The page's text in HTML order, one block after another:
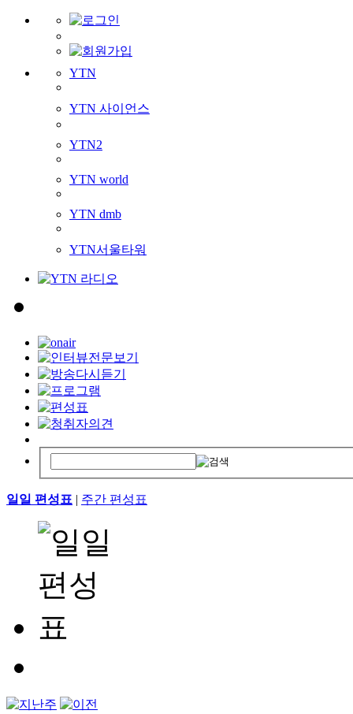
YTN
YTN 사이언스
YTN2
YTN world
YTN dmb
YTN서울타워
일일 편성표 | 주간 편성표